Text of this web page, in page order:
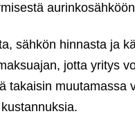
sähkön hinnasta ja
jotta yritys
takaisin muutamassa